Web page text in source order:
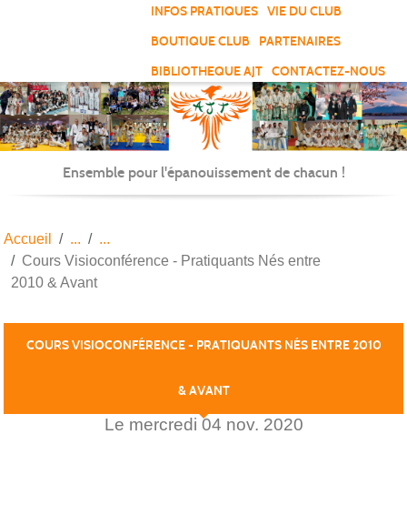
INFOS PRATIQUES
VIE DU CLUB
BOUTIQUE CLUB
PARTENAIRES
BIBLIOTHEQUE AJT
CONTACTEZ-NOUS
Ensemble pour l'épanouissement de chacun !
Accueil
Cours Visioconférence - Pratiquants Nés entre
2010 & Avant
COURS VISIOCONFÉRENCE - PRATIQUANTS NÉS ENTRE 2010
& AVANT
Le mercredi 04 nov. 2020
Panneau de gestion des cookies